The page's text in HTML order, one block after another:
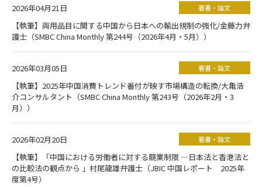
2026年04月21日 著書・論文
【執筆】両用品目に関する中国から日本への輸出規制の強化/金藤力弁
護士（SMBC China Monthly 第244号（2026年4月・5月））
2026年03月05日 著書・論文
【執筆】2025年中国消費トレンド番付が映す市場構造の転換/大亀浩
介コンサルタント（SMBC China Monthly 第243号（2026年2月・3
月））
2026年02月20日 著書・論文
【執筆】「中国における労働者に対する競業制限 ―日本法と香港法と
の比較法の観点から 」村尾龍雄弁護士（JBIC 中国レポート 2025年
度第4号）